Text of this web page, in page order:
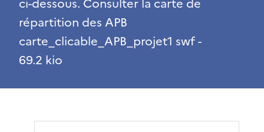
répartition des APB
carte_clicable_APB_projet1 swf -
69.2 kio